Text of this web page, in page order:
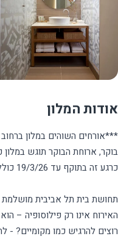
אודות המלון
***אורחים השוהים במלון
תחושת בית תל אביבית מושלמת
רוצים להרגיש כמו מקומיים? -